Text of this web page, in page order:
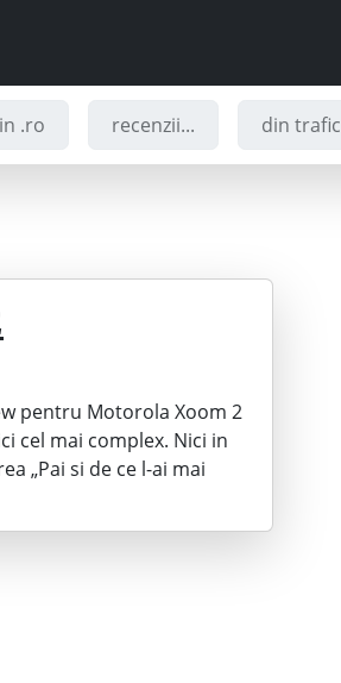
.ro recenzii... din trafic
pentru Motorola Xoom 2
cel mai complex. Nici in
„Pai si de ce l-ai mai